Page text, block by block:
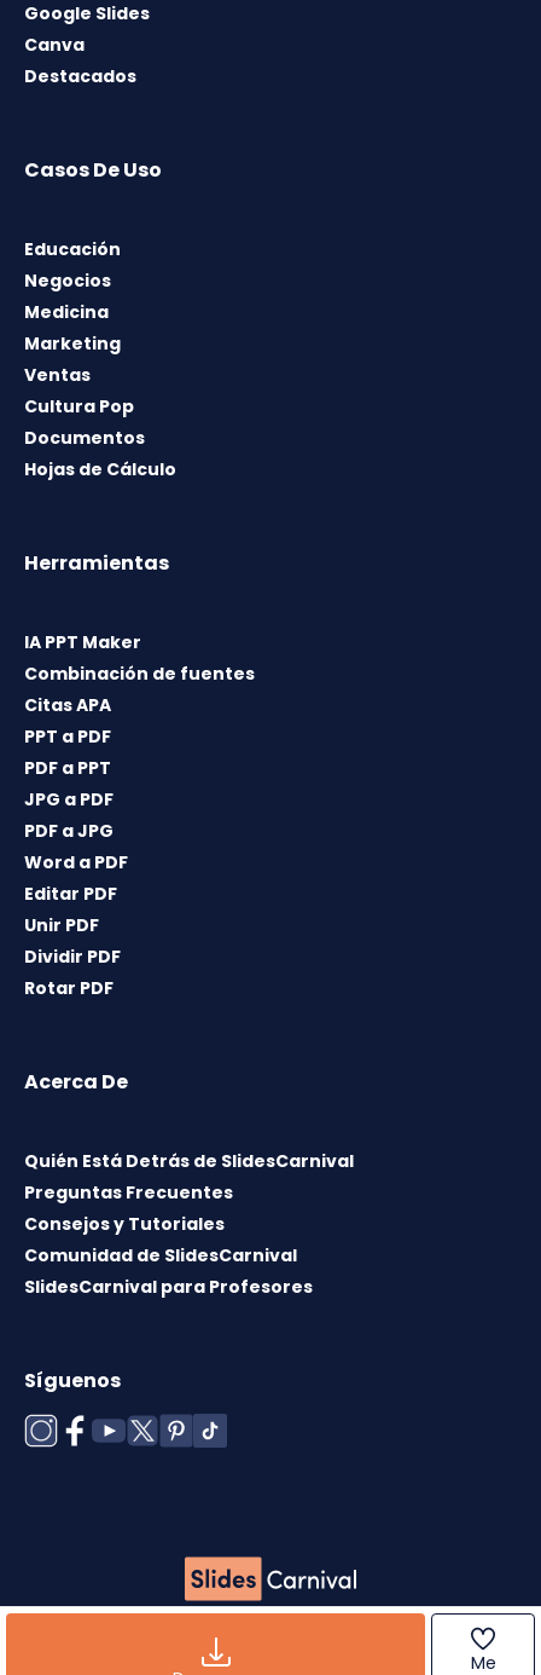
Me
Google Slides
Canva
Destacados
Casos De Uso
Educación
Negocios
Medicina
Marketing
Ventas
Cultura Pop
Documentos
Hojas de Cálculo
Herramientas
IA PPT Maker
Combinación de fuentes
Citas APA
PPT a PDF
PDF a PPT
JPG a PDF
PDF a JPG
Word a PDF
Editar PDF
Unir PDF
Dividir PDF
Rotar PDF
Acerca De
Quién Está Detrás de SlidesCarnival
Preguntas Frecuentes
Consejos y Tutoriales
Comunidad de SlidesCarnival
SlidesCarnival para Profesores
Síguenos
Copyright © 2026 ·Término de uso·Licencia de